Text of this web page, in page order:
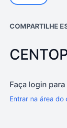
COMPARTILHE
Faça login
Entrar na área do